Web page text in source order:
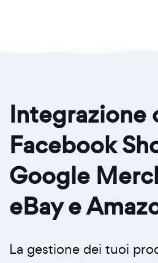
Integrazione
Facebook
Google
eBay e
La gestione dei tuoi